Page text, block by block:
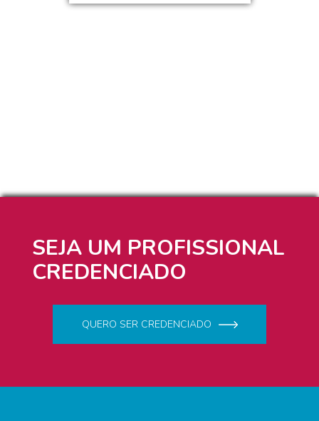
SEJA UM PROFISSIONAL
CREDENCIADO
QUERO SER CREDENCIADO